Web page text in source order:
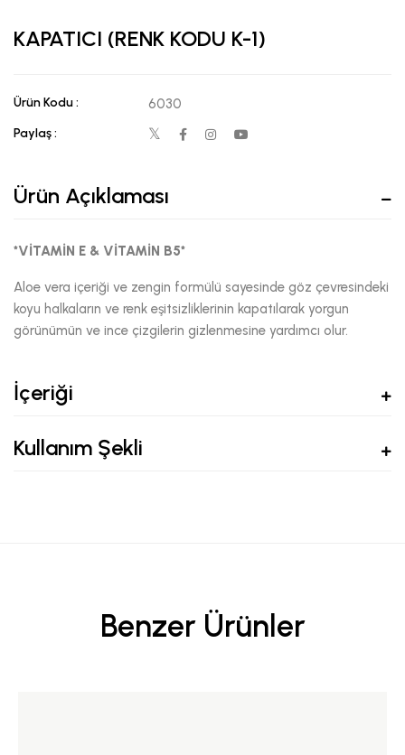
KAPATICI (RENK KODU K-1)
Ürün Kodu : 6030
Paylaş :
Ürün Açıklaması
*VİTAMİN E & VİTAMİN B5*
Aloe vera içeriği ve zengin formülü sayesinde göz çevresindeki
koyu halkaların ve renk eşitsizliklerinin kapatılarak yorgun
görünümün ve ince çizgilerin gizlenmesine yardımcı olur.
İçeriği
Kullanım Şekli
Benzer Ürünler